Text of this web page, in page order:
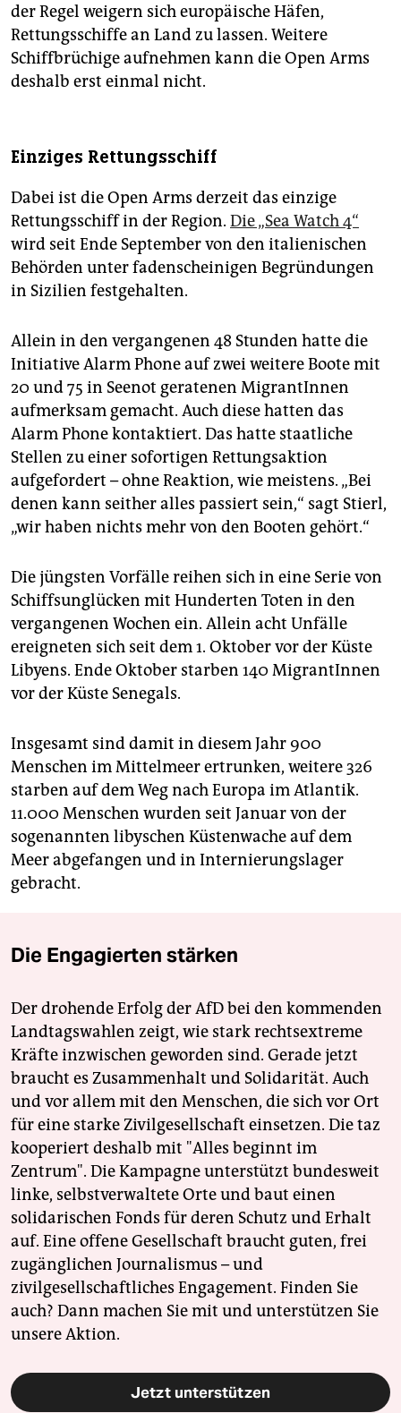
der Regel weigern sich europäische Häfen,
Rettungsschiffe an Land zu lassen. Weitere
Schiffbrüchige aufnehmen kann die Open Arms
deshalb erst einmal nicht.
Einziges Rettungsschiff
Dabei ist die Open Arms derzeit das einzige
Rettungsschiff in der Region. Die „Sea Watch 4“
wird seit Ende September von den italienischen
Behörden unter fadenscheinigen Begründungen
in Sizilien festgehalten.
Allein in den vergangenen 48 Stunden hatte die
Initiative Alarm Phone auf zwei weitere Boote mit
20 und 75 in Seenot geratenen MigrantInnen
aufmerksam gemacht. Auch diese hatten das
Alarm Phone kontaktiert. Das hatte staatliche
Stellen zu einer sofortigen Rettungsaktion
aufgefordert – ohne Reaktion, wie meistens. „Bei
denen kann seither alles passiert sein,“ sagt Stierl,
„wir haben nichts mehr von den Booten gehört.“
Die jüngsten Vorfälle reihen sich in eine Serie von
Schiffsunglücken mit Hunderten Toten in den
vergangenen Wochen ein. Allein acht Unfälle
ereigneten sich seit dem 1. Oktober vor der Küste
Libyens. Ende Oktober starben 140 MigrantInnen
vor der Küste Senegals.
Insgesamt sind damit in diesem Jahr 900
Menschen im Mittelmeer ertrunken, weitere 326
starben auf dem Weg nach Europa im Atlantik.
11.000 Menschen wurden seit Januar von der
sogenannten libyschen Küstenwache auf dem
Meer abgefangen und in Internierungslager
gebracht.
Die Engagierten stärken
Der drohende Erfolg der AfD bei den kommenden
Landtagswahlen zeigt, wie stark rechtsextreme
Kräfte inzwischen geworden sind. Gerade jetzt
braucht es Zusammenhalt und Solidarität. Auch
und vor allem mit den Menschen, die sich vor Ort
für eine starke Zivilgesellschaft einsetzen. Die taz
kooperiert deshalb mit "Alles beginnt im
Zentrum". Die Kampagne unterstützt bundesweit
linke, selbstverwaltete Orte und baut einen
solidarischen Fonds für deren Schutz und Erhalt
auf. Eine offene Gesellschaft braucht guten, frei
zugänglichen Journalismus – und
zivilgesellschaftliches Engagement. Finden Sie
auch? Dann machen Sie mit und unterstützen Sie
unsere Aktion.
Jetzt unterstützen